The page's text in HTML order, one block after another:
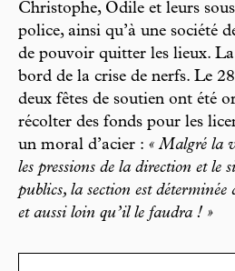
Christophe, Odile et leurs
police, ainsi qu’à une société
de pouvoir quitter les lieux.
bord de la crise de nerfs. Le
deux fêtes de soutien ont été
récolter des fonds pour les
un moral d’acier : « Malgré la
les pressions de la direction et le
publics, la section est
et aussi loin qu’il le faudra ! »